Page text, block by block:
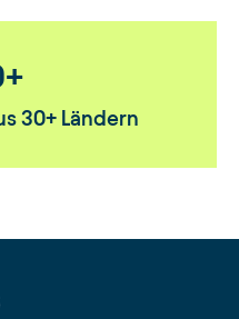
30+ Ländern